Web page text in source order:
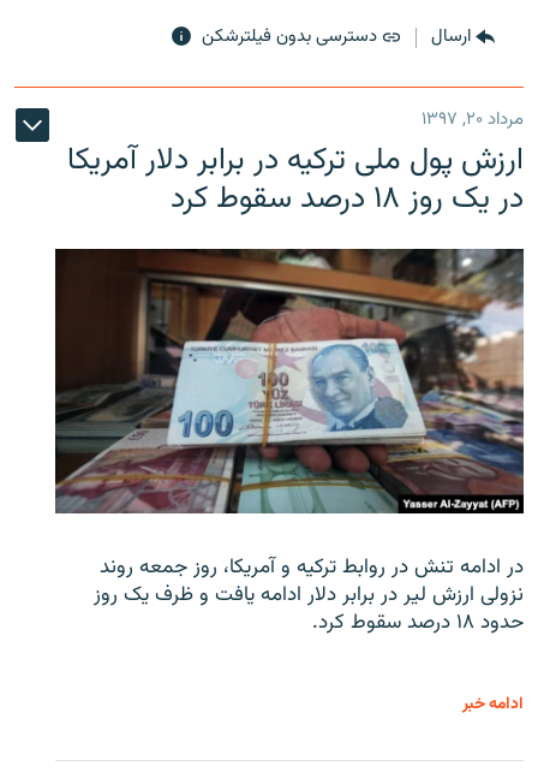
ارسال دسترسی بدون فیلترشکن
مرداد ۲۰, ۱۳۹۷
ارزش پول ملی ترکیه در برابر دلار آمریکا
در یک روز ۱۸ درصد سقوط کرد
در ادامه تنش در روابط ترکیه و آمریکا، روز جمعه روند
نزولی ارزش لیر در برابر دلار ادامه یافت و ظرف یک روز
حدود ۱۸ درصد سقوط کرد.
ادامه خبر